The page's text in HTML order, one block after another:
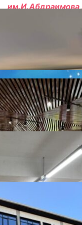
им.И.Абдраимова
Последние
В БИШКЕКЕ
ПЯТИ РЕГИОНОВ
10.08.2026
НЕДЕЛЯ В
07.08.2026
ДЛЯ
НАЧАЛОСЬ
05.08.2026
Абитуриент